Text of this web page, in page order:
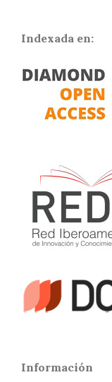
Indexada en:
Información